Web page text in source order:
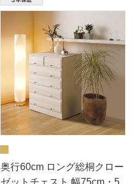
奥行60cm ロング総桐クロー